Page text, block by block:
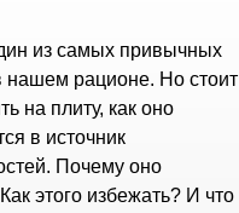
из самых привычных
нашем рационе. Но стоит
на плиту, как оно
в источник
Почему оно
этого избежать? И что